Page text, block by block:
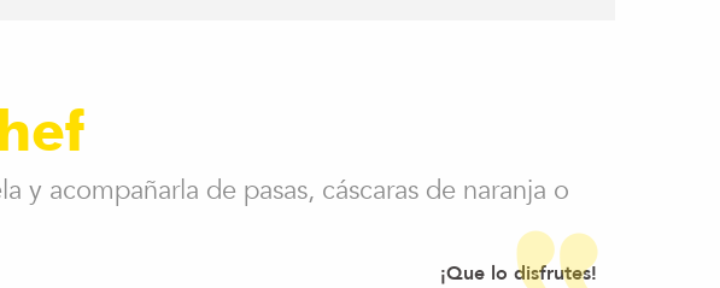
y acompañarla de pasas, cáscaras de naranja o
¡Que lo disfrutes!